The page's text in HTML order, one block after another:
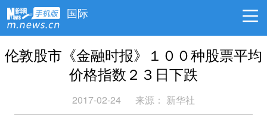
国际
伦敦股市《金融时报》１００种股票平均
价格指数２３日下跌
2017-02-24 来源： 新华社